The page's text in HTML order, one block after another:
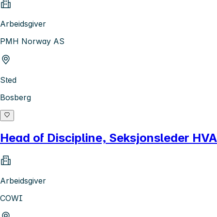
Arbeidsgiver
PMH Norway AS
Sted
Bosberg
Head of Discipline, Seksjonsleder
Arbeidsgiver
COWI